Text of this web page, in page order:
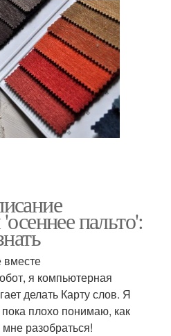
пальто':
вместе
я компьютерная
делать Карту слов. Я
плохо понимаю, как
разобраться!